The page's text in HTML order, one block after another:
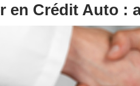
en Crédit Auto :